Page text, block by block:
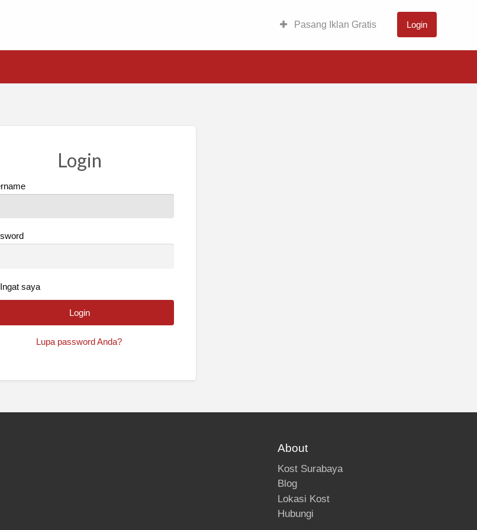
Pasang Iklan Gratis Login
Login
Ingat saya
Lupa password Anda?
About
Kost Surabaya
Blog
Lokasi Kost
Hubungi